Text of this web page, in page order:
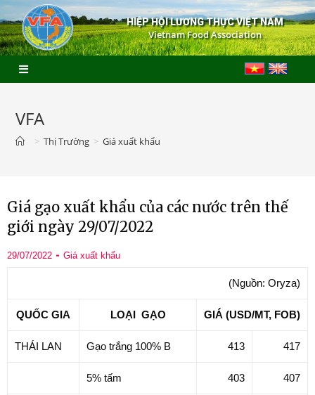
HIỆP HỘI LƯƠNG THỰC VIỆT NAM
Vietnam Food Association
VFA
> Thị Trường > Giá xuất khẩu
Giá gạo xuất khẩu của các nước trên thế
giới ngày 29/07/2022
29/07/2022 Giá xuất khẩu
(Nguồn: Oryza)
QUỐC GIA LOẠI GẠO GIÁ (USD/MT, FOB)
THÁI LAN Gạo trắng 100% B 413 417
5% tấm 403 407